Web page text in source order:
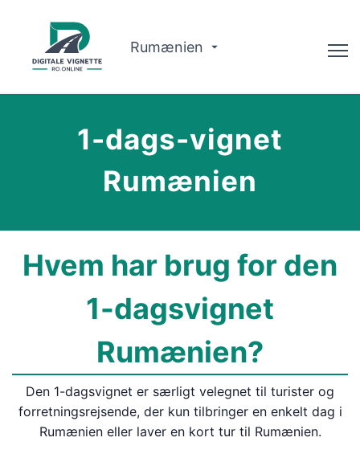
Rumænien
Ruteplanlægger
Køb Vignette
1-dags-vignet
Rumænien
Hvem har brug for den
1-dagsvignet
Rumænien?
Den 1-dagsvignet er særligt velegnet til turister og
forretningsrejsende, der kun tilbringer en enkelt dag i
Rumænien eller laver en kort tur til Rumænien.